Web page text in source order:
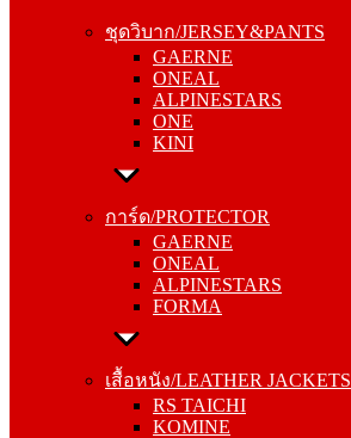
ชุดวิบาก/JERSEY&PANTS
GAERNE
ONEAL
ALPINESTARS
ONE
KINI
การ์ด/PROTECTOR
GAERNE
ONEAL
ALPINESTARS
FORMA
เสื้อหนัง/LEATHER JACKETS
RS TAICHI
KOMINE
ONEAL
ALPINESTARS
ONE
KINI
การ์ด/PROTECTOR
ONEAL
ALPINESTARS
FORMA
เสื้อหนัง/LEATHER JACKETS
KOMINE
ALPINESTARS